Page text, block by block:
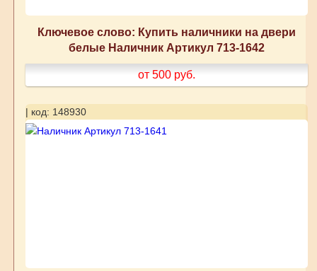
Ключевое слово: Купить наличники на двери
белые Наличник Артикул 713-1642
от 500 руб.
| код: 148930